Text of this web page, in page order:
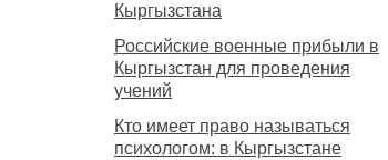
Кыргызстана
Российские военные прибыли в
Кыргызстан для проведения
учений
Кто имеет право называться
психологом: в Кыргызстане